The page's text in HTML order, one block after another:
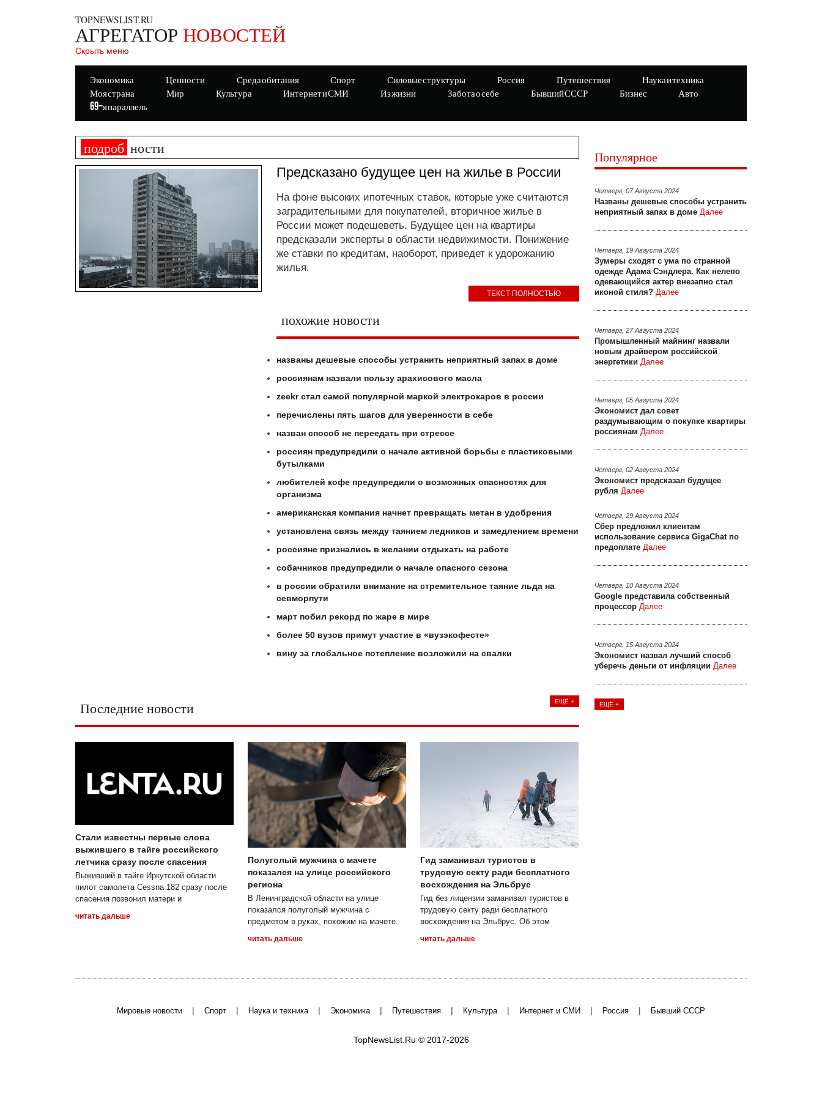
TOPNEWSLIST.RU
АГРЕГАТОР НОВОСТЕЙ
Скрыть меню
Экономика Ценности Среда обитания Спорт Силовые структуры Россия Путешествия
Наука и техника
Моя страна
Мир Культура Интернет и СМИ Из жизни Забота о себе Бывший СССР Бизнес
Авто
69-я параллель
подроб ности
Предсказано будущее цен на жилье в России
На фоне высоких ипотечных ставок, которые уже считаются
заградительными для покупателей, вторичное жилье в
России может подешеветь. Будущее цен на квартиры
предсказали эксперты в области недвижимости. Понижение
же ставки по кредитам, наоборот, приведет к удорожанию
жилья.
ТЕКСТ ПОЛНОСТЬЮ
похожие новости
названы дешевые способы устранить неприятный запах в доме
россиянам назвали пользу арахисового масла
zeekr стал самой популярной маркой электрокаров в россии
перечислены пять шагов для уверенности в себе
назван способ не переедать при стрессе
россиян предупредили о начале активной борьбы с пластиковыми
бутылками
любителей кофе предупредили о возможных опасностях для
организма
американская компания начнет превращать метан в удобрения
установлена связь между таянием ледников и замедлением времени
россияне признались в желании отдыхать на работе
собачников предупредили о начале опасного сезона
в россии обратили внимание на стремительное таяние льда на
севморпути
март побил рекорд по жаре в мире
более 50 вузов примут участие в «вузэкофесте»
вину за глобальное потепление возложили на свалки
Последние новости
ЕЩЁ +
Стали известны первые слова
выжившего в тайге российского
летчика сразу после спасения
Выживший в тайге Иркутской области
пилот самолета Cessna 182 сразу после
спасения позвонил матери и
читать дальше
Полуголый мужчина с мачете
показался на улице российского
региона
В Ленинградской области на улице
показался полуголый мужчина с
предметом в руках, похожим на мачете.
читать дальше
Гид заманивал туристов в
трудовую секту ради бесплатного
восхождения на Эльбрус
Гид без лицензии заманивал туристов в
трудовую секту ради бесплатного
восхождения на Эльбрус. Об этом
читать дальше
Популярное
Четверг, 07 Августа 2024
Названы дешевые способы устранить
неприятный запах в доме Далее
Четверг, 19 Августа 2024
Зумеры сходят с ума по странной
одежде Адама Сэндлера. Как нелепо
одевающийся актер внезапно стал
иконой стиля? Далее
Четверг, 27 Августа 2024
Промышленный майнинг назвали
новым драйвером российской
энергетики Далее
Четверг, 05 Августа 2024
Экономист дал совет
раздумывающим о покупке квартиры
россиянам Далее
Четверг, 02 Августа 2024
Экономист предсказал будущее
рубля Далее
Четверг, 29 Августа 2024
Сбер предложил клиентам
использование сервиса GigaChat по
предоплате Далее
Четверг, 10 Августа 2024
Google представила собственный
процессор Далее
Четверг, 15 Августа 2024
Экономист назвал лучший способ
уберечь деньги от инфляции Далее
ЕЩЁ +
Мировые новости | Спорт | Наука и техника | Экономика | Путешествия | Культура | Интернет и СМИ | Россия | Бывший СССР
TopNewsList.Ru © 2017-2026